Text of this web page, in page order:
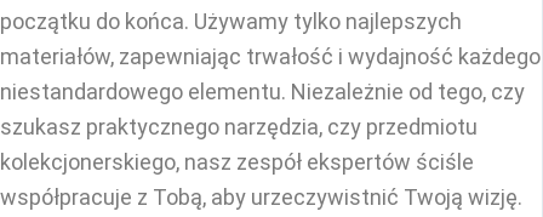
początku do końca. Używamy tylko najlepszych
materiałów, zapewniając trwałość i wydajność każdego
niestandardowego elementu. Niezależnie od tego, czy
szukasz praktycznego narzędzia, czy przedmiotu
kolekcjonerskiego, nasz zespół ekspertów ściśle
współpracuje z Tobą, aby urzeczywistnić Twoją wizję.